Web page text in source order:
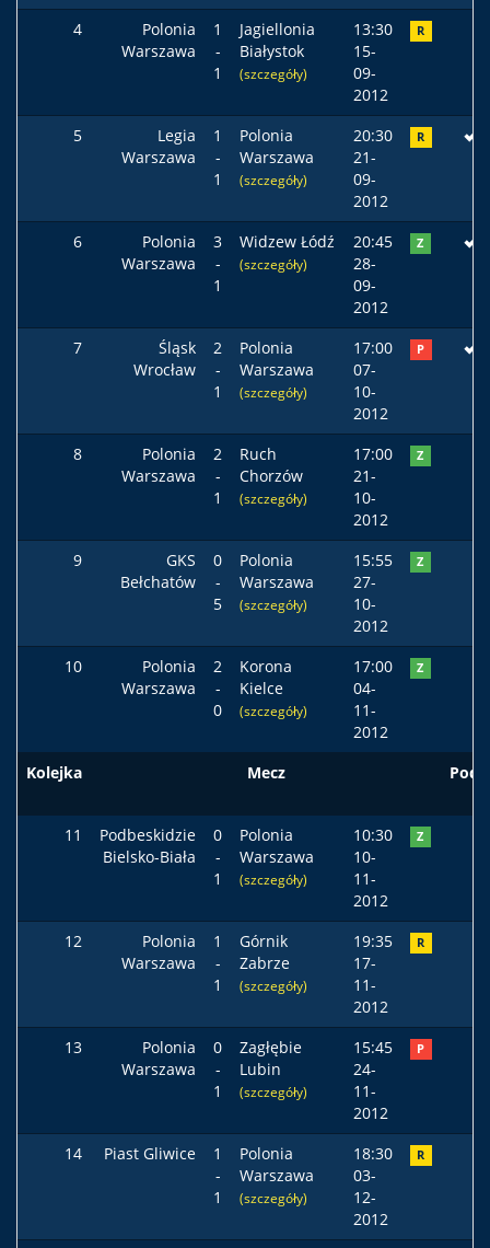
4
Polonia
Warszawa
1
-
1
Jagiellonia
Białystok
(szczegóły)
13:30
15-
09-
2012
R
5
Legia
Warszawa
1
-
1
Polonia
Warszawa
(szczegóły)
20:30
21-
09-
2012
R
6
Polonia
Warszawa
3
-
1
Widzew Łódź
(szczegóły)
20:45
28-
09-
2012
Z
7
Śląsk
Wrocław
2
-
1
Polonia
Warszawa
(szczegóły)
17:00
07-
10-
2012
P
8
Polonia
Warszawa
2
-
1
Ruch
Chorzów
(szczegóły)
17:00
21-
10-
2012
Z
9
GKS
Bełchatów
0
-
5
Polonia
Warszawa
(szczegóły)
15:55
27-
10-
2012
Z
10
Polonia
Warszawa
2
-
0
Korona
Kielce
(szczegóły)
17:00
04-
11-
2012
Z
Kolejka Mecz
11
Podbeskidzie
Bielsko-Biała
0
-
1
Polonia
Warszawa
(szczegóły)
10:30
10-
11-
2012
Z
12
Polonia
Warszawa
1
-
1
Górnik
Zabrze
(szczegóły)
19:35
17-
11-
2012
R
13
Polonia
Warszawa
0
-
1
Zagłębie
Lubin
(szczegóły)
15:45
24-
11-
2012
P
14 Piast Gliwice
1
-
1
Polonia
Warszawa
(szczegóły)
18:30
03-
12-
2012
R